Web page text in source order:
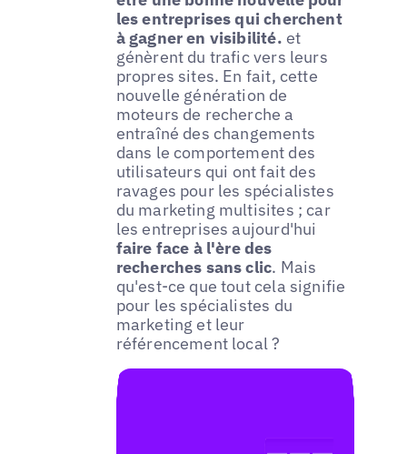
les entreprises qui cherchent
à gagner en visibilité. et
génèrent du trafic vers leurs
propres sites. En fait, cette
nouvelle génération de
moteurs de recherche a
entraîné des changements
dans le comportement des
utilisateurs qui ont fait des
ravages pour les spécialistes
du marketing multisites ; car
les entreprises aujourd'hui
faire face à l'ère des
recherches sans clic. Mais
qu'est-ce que tout cela signifie
pour les spécialistes du
marketing et leur
référencement local ?